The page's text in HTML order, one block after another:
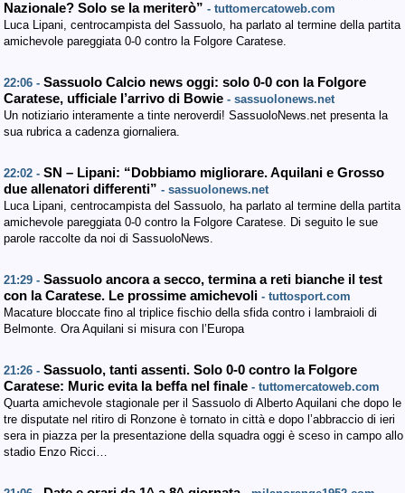
Nazionale? Solo se la meriterò” - tuttomercatoweb.com
Luca Lipani, centrocampista del Sassuolo, ha parlato al termine della partita
amichevole pareggiata 0-0 contro la Folgore Caratese.
22:06 - Sassuolo Calcio news oggi: solo 0-0 con la Folgore
Caratese, ufficiale l’arrivo di Bowie - sassuolonews.net
Un notiziario interamente a tinte neroverdi! SassuoloNews.net presenta la
sua rubrica a cadenza giornaliera.
22:02 - SN – Lipani: “Dobbiamo migliorare. Aquilani e Grosso
due allenatori differenti” - sassuolonews.net
Luca Lipani, centrocampista del Sassuolo, ha parlato al termine della partita
amichevole pareggiata 0-0 contro la Folgore Caratese. Di seguito le sue
parole raccolte da noi di SassuoloNews.
21:29 - Sassuolo ancora a secco, termina a reti bianche il test
con la Caratese. Le prossime amichevoli - tuttosport.com
Macature bloccate fino al triplice fischio della sfida contro i lambraioli di
Belmonte. Ora Aquilani si misura con l’Europa
21:26 - Sassuolo, tanti assenti. Solo 0-0 contro la Folgore
Caratese: Muric evita la beffa nel finale - tuttomercatoweb.com
Quarta amichevole stagionale per il Sassuolo di Alberto Aquilani che dopo le
tre disputate nel ritiro di Ronzone è tornato in città e dopo l’abbraccio di ieri
sera in piazza per la presentazione della squadra oggi è sceso in campo allo
stadio Enzo Ricci…